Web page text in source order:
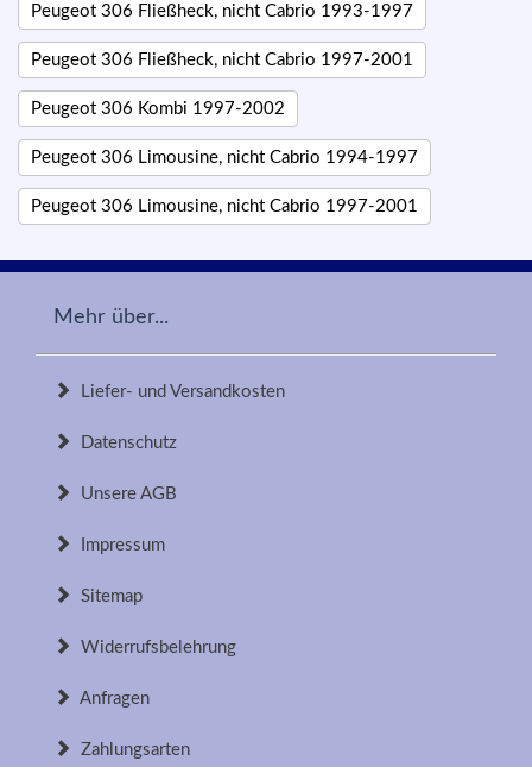
Peugeot 306 Fließheck, nicht Cabrio 1993-1997
Peugeot 306 Fließheck, nicht Cabrio 1997-2001
Peugeot 306 Kombi 1997-2002
Peugeot 306 Limousine, nicht Cabrio 1994-1997
Peugeot 306 Limousine, nicht Cabrio 1997-2001
Mehr über...
Liefer- und Versandkosten
Datenschutz
Unsere AGB
Impressum
Sitemap
Widerrufsbelehrung
Anfragen
Zahlungsarten